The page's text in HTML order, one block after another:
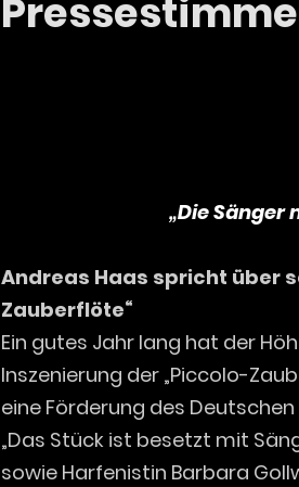
„Die Sänger
Andreas Haas spricht über
Zauberflöte“
Ein gutes Jahr lang hat der
Inszenierung der „Piccolo-
eine Förderung des
„Das Stück ist besetzt mit
sowie Harfenistin Barbara